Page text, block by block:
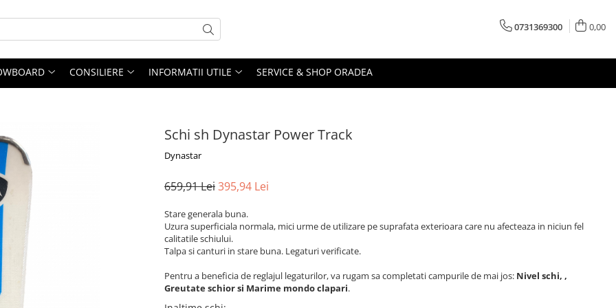
0731369300 0,00
CONSILIERE INFORMATII UTILE SERVICE & SHOP ORADEA
Schi sh Dynastar Power Track
Dynastar
659,91 Lei395,94 Lei
Stare generala buna.
Uzura superficiala normala, mici urme de utilizare pe suprafata exterioara care nu afecteaza in niciun fel
calitatile schiului.
Talpa si canturi in stare buna. Legaturi verificate.
Pentru a beneficia de reglajul legaturilor, va rugam sa completati campurile de mai jos: Nivel schi, ,
Greutate schior si Marime mondo clapari.